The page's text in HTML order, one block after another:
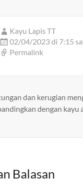
Kayu Lapis TT
02/04/2023 di 7:15
Permalink
dan kerugian
dengan kayu
Balasan